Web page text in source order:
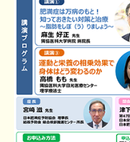
演題募集を開始しま
2025.10.10
第47回日本肥満学
術集会HPを公開い